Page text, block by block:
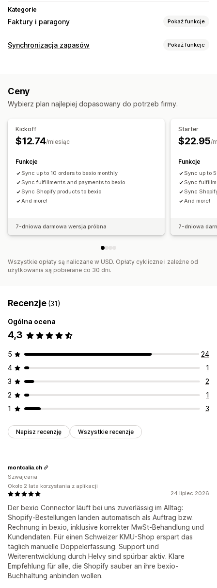
Kategorie
Faktury i paragony Pokaż funkcje
Typy dokumentów
Obliczanie podatku
Zarządzanie plikami
Numeracja porządkowa
Synchronizacja zapasów Pokaż funkcje
Automatyczna
Import i eksport danych
Status w czasie rzeczywistym
Ceny
Wybierz plan najlepiej dopasowany do potrzeb firmy.
Kickoff
$12.74/miesiąc
Funkcje
Sync up to 10 orders to bexio monthly
Sync fulfillments and payments to bexio
Sync Shopify products to bexio
And more!
7-dniowa darmowa wersja próbna
Starter
$22.95/
Funkcje
Sync up to
Sync
Sync
And more!
7-dniowa
Wszystkie opłaty są naliczane w USD. Opłaty cykliczne i zależne od
użytkowania są pobierane co 30 dni.
Recenzje (31)
Ogólna ocena
4,3
5
24
4
1
3
2
2
1
1
3
Napisz recenzję Wszystkie recenzje
24 lipiec 2026
Der bexio Connector läuft bei uns zuverlässig im Alltag:
Shopify-Bestellungen landen automatisch als Auftrag bzw.
Rechnung in bexio, inklusive korrekter MwSt-Behandlung und
Kundendaten. Für einen Schweizer KMU-Shop erspart das
täglich manuelle Doppelerfassung. Support und
Weiterentwicklung durch Helvy sind spürbar aktiv. Klare
Empfehlung für alle, die Shopify sauber an ihre bexio-
Buchhaltung anbinden wollen.
montcalia.ch
Szwajcaria
Około 2 lata korzystania z aplikacji